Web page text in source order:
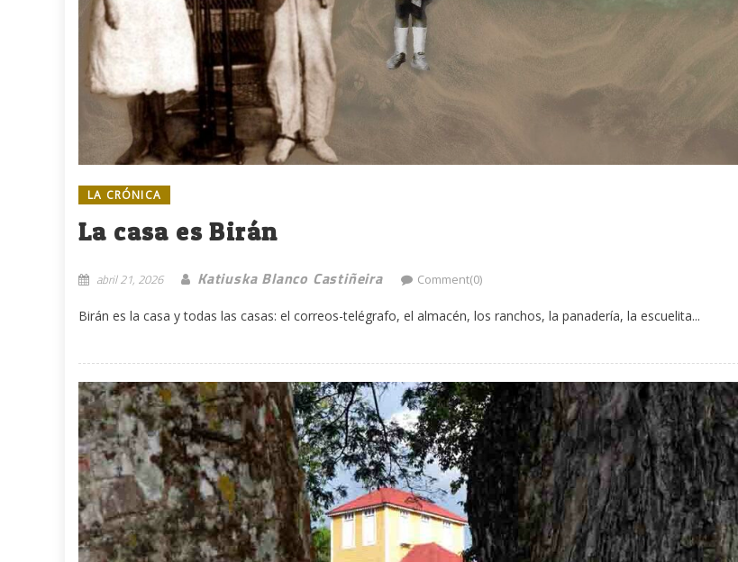
LA CRÓNICA
La casa es Birán
abril 21, 2026 Katiuska Blanco Castiñeira Comment(0)
Birán es la casa y todas las casas: el correos-telégrafo, el almacén, los ranchos, la panadería, la escuelita...